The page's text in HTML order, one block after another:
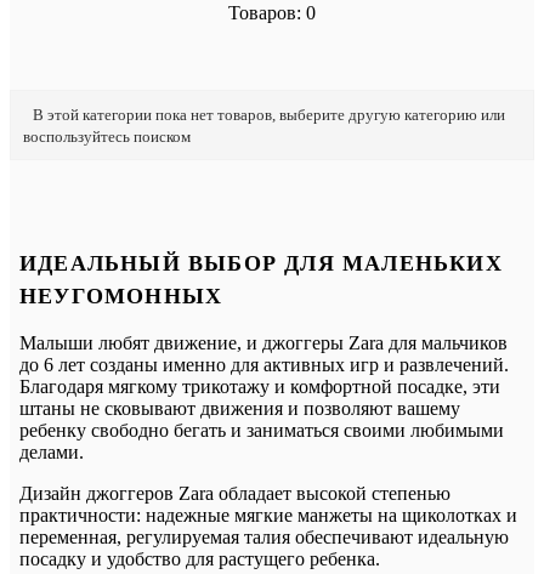
Товаров: 0
В этой категории пока нет товаров, выберите другую категорию или
воспользуйтесь поиском
ИДЕАЛЬНЫЙ ВЫБОР ДЛЯ МАЛЕНЬКИХ
НЕУГОМОННЫХ
Малыши любят движение, и джоггеры Zara для мальчиков
до 6 лет созданы именно для активных игр и развлечений.
Благодаря мягкому трикотажу и комфортной посадке, эти
штаны не сковывают движения и позволяют вашему
ребенку свободно бегать и заниматься своими любимыми
делами.
Дизайн джоггеров Zara обладает высокой степенью
практичности: надежные мягкие манжеты на щиколотках и
переменная, регулируемая талия обеспечивают идеальную
посадку и удобство для растущего ребенка.